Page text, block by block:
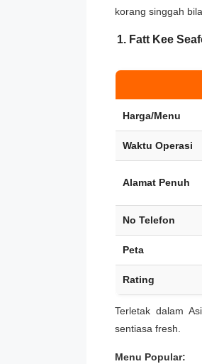
korang singgah
1. Fatt Kee
Harga/Menu
Waktu Operasi
Alamat Penuh
No Telefon
Peta
Rating
Terletak dalam
sentiasa fresh.
Menu Popular: